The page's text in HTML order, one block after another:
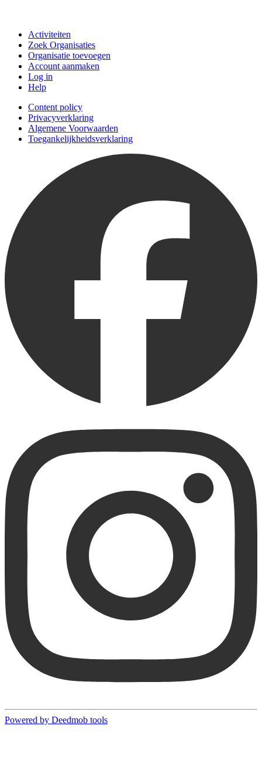
Activiteiten
Zoek Organisaties
Organisatie toevoegen
Account aanmaken
Log in
Help
Content policy
Privacyverklaring
Algemene Voorwaarden
Toegankelijkheidsverklaring
Powered by Deedmob tools